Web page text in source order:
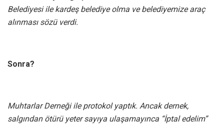
Belediyesi ile kardeş belediye olma ve belediyemize araç
alınması sözü verdi.
Sonra?
Muhtarlar Derneği ile protokol yaptık. Ancak dernek,
salgından ötürü yeter sayıya ulaşamayınca “İptal edelim”